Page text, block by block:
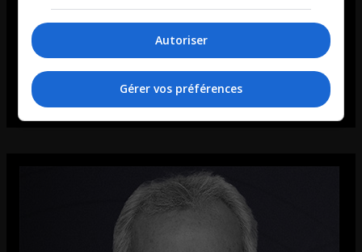
Autoriser
Gérer vos préférences